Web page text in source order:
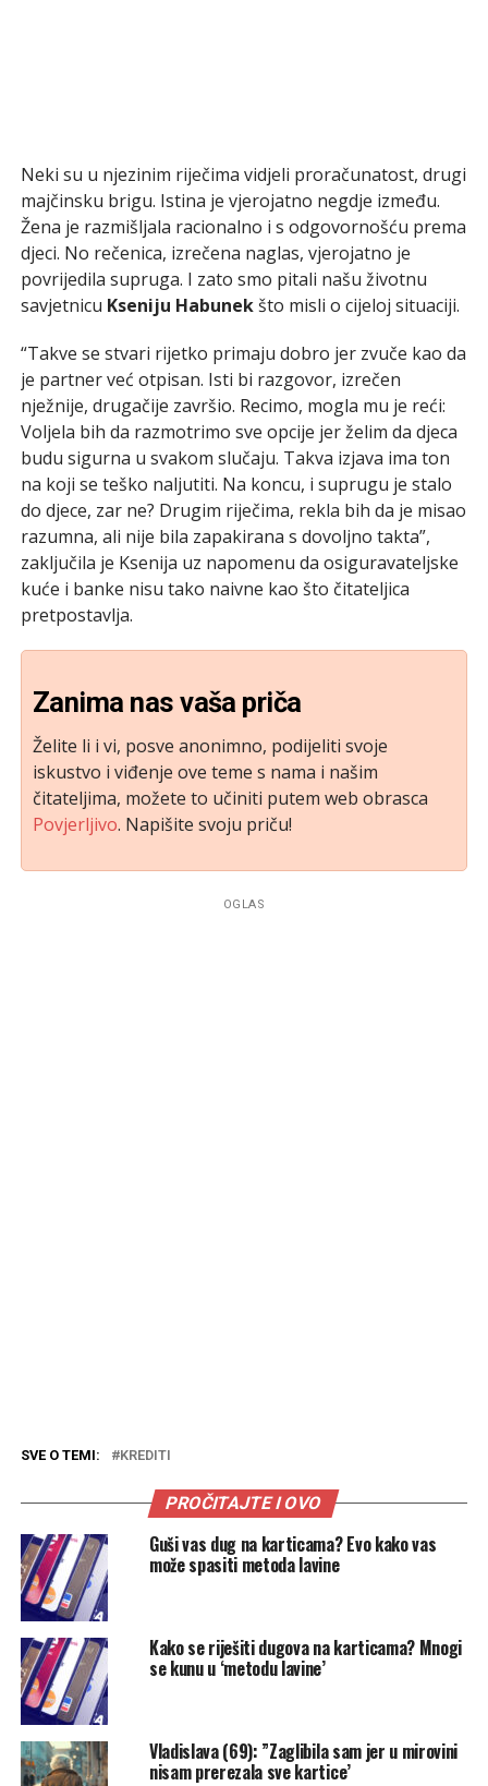
Neki su u njezinim riječima vidjeli proračunatost, drugi
majčinsku brigu. Istina je vjerojatno negdje između.
Žena je razmišljala racionalno i s odgovornošću prema
djeci. No rečenica, izrečena naglas, vjerojatno je
povrijedila supruga. I zato smo pitali našu životnu
savjetnicu Kseniju Habunekšto misli o cijeloj situaciji.
“Takve se stvari rijetko primaju dobro jer zvuče kao da
je partner već otpisan. Isti bi razgovor, izrečen
nježnije, drugačije završio. Recimo, mogla mu je reći:
Voljela bih da razmotrimo sve opcije jer želim da djeca
budu sigurna u svakom slučaju. Takva izjava ima ton
na koji se teško naljutiti. Na koncu, i suprugu je stalo
do djece, zar ne? Drugim riječima, rekla bih da je misao
razumna, ali nije bila zapakirana s dovoljno takta”,
zaključila je Ksenija uz napomenu da osiguravateljske
kuće i banke nisu tako naivne kao što čitateljica
pretpostavlja.
Zanima nas vaša priča
Želite li i vi, posve anonimno, podijeliti svoje
iskustvo i viđenje ove teme s nama i našim
čitateljima, možete to učiniti putem web obrasca
Povjerljivo. Napišite svoju priču!
OGLAS
SVE O TEMI: KREDITI
PROČITAJTE I OVO
Guši vas dug na karticama? Evo kako vas
može spasiti metoda lavine
Kako se riješiti dugova na karticama? Mnogi
se kunu u ‘metodu lavine’
Vladislava (69): ”Zaglibila sam jer u mirovini
nisam prerezala sve kartice’